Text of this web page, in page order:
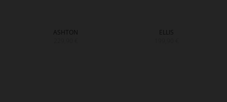
ASHTON
ELLIS